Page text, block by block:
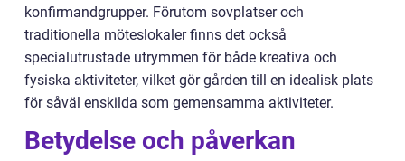
konfirmandgrupper. Förutom sovplatser och
traditionella möteslokaler finns det också
specialutrustade utrymmen för både kreativa och
fysiska aktiviteter, vilket gör gården till en idealisk plats
för såväl enskilda som gemensamma aktiviteter.
Betydelse och påverkan